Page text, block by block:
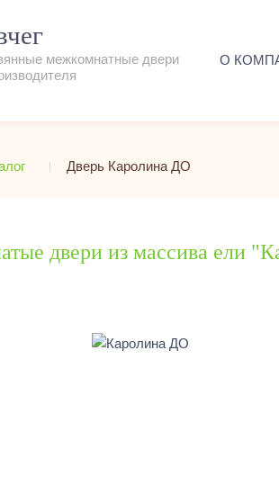
межкомнатные двери
О
Дверь Каролина ДО
двери из массива ели